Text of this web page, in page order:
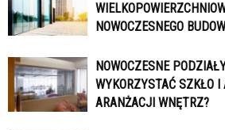
NOWOCZESNEGO
NOWOCZESNE
WYKORZYSTAĆ SZKŁO I
ARANŻACJI WNĘTRZ?